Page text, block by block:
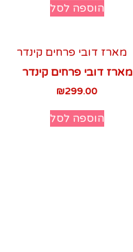
הוספה לסל
מארז דובי פרחים קינדר
₪299.00
הוספה לסל